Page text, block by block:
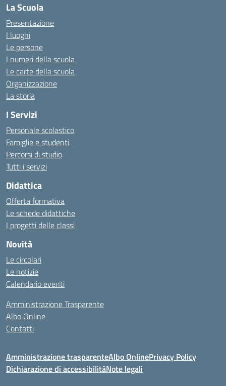
La Scuola
Presentazione
I luoghi
Le persone
I numeri della scuola
Le carte della scuola
Organizzazione
La storia
I Servizi
Personale scolastico
Famiglie e studenti
Percorsi di studio
Tutti i servizi
Didattica
Offerta formativa
Le schede didattiche
I progetti delle classi
Novità
Le circolari
Le notizie
Calendario eventi
Amministrazione Trasparente
Albo Online
Contatti
Amministrazione trasparenteAlbo OnlinePrivacy Policy
Dichiarazione di accessibilitàNote legali